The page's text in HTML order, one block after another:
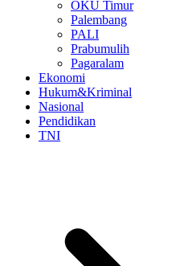
OKU Timur
Palembang
PALI
Prabumulih
Pagaralam
Ekonomi
Hukum&Kriminal
Nasional
Pendidikan
TNI